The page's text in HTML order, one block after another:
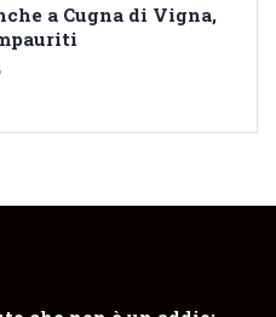
a Cugna di Vigna,